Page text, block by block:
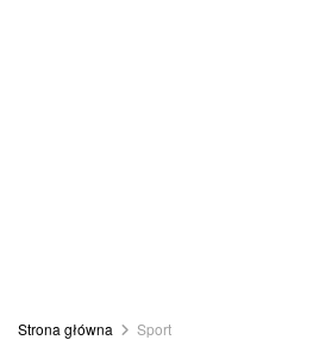
Strona główna Sport